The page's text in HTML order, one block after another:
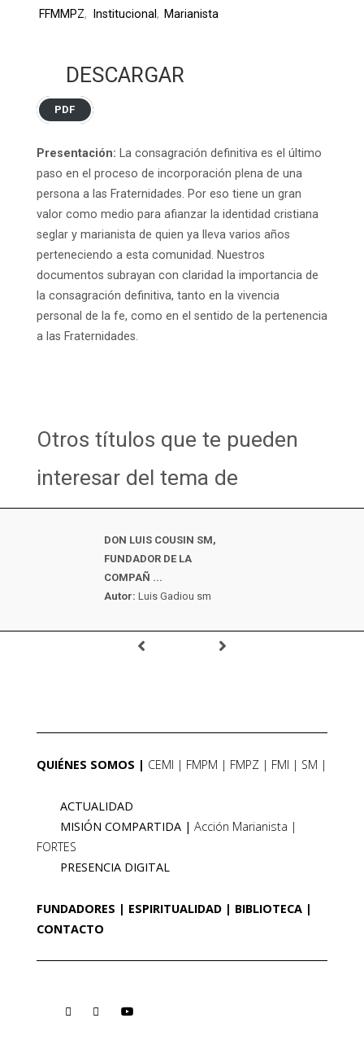
FFMMPZ, Institucional, Marianista
DESCARGAR
PDF
Presentación: La consagración definitiva es el último
paso en el proceso de incorporación plena de una
persona a las Fraternidades. Por eso tiene un gran
valor como medio para afianzar la identidad cristiana
seglar y marianista de quien ya lleva varios años
perteneciendo a esta comunidad. Nuestros
documentos subrayan con claridad la importancia de
la consagración definitiva, tanto en la vivencia
personal de la fe, como en el sentido de la pertenencia
a las Fraternidades.
Otros títulos que te pueden
interesar del tema de
DON LUIS COUSIN SM,
FUNDADOR DE LA
COMPAÑ ...
Autor: Luis Gadiou sm
QUIÉNES SOMOS CEMI FMPM FMPZ FMI SM
ACTUALIDAD
MISIÓN COMPARTIDA
Acción Marianista
FORTES
PRESENCIA DIGITAL
FUNDADORES ESPIRITUALIDAD
BIBLIOTECA
CONTACTO